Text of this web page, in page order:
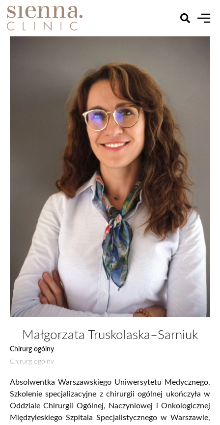
Małgorzata Truskolaska–Sarniuk
Chirurg ogólny
Chirurg ogólny
Absolwentka Warszawskiego Uniwersytetu Medycznego.
Szkolenie specjalizacyjne z chirurgii ogólnej ukończyła w
Oddziale Chirurgii Ogólnej, Naczyniowej i Onkologicznej
Międzyleskiego Szpitala Specjalistycznego w Warszawie,